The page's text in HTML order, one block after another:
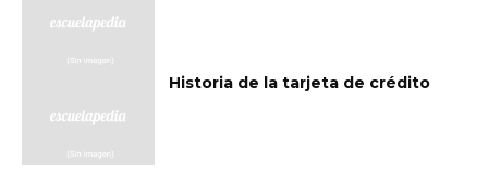
Historia de la tarjeta de crédito